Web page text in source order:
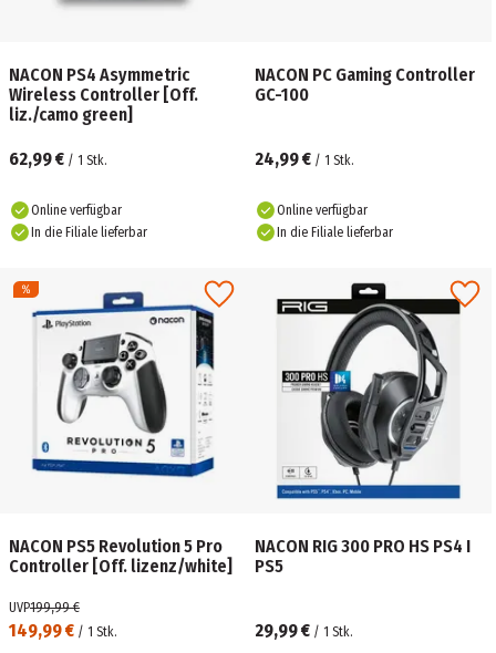
NACON PS4 Asymmetric
Wireless Controller [Off.
liz./camo green]
62,99 € / 1 Stk.
Online verfügbar
In die Filiale lieferbar
NACON PC Gaming Controller
GC-100
24,99 € / 1 Stk.
Online verfügbar
In die Filiale lieferbar
NACON PS5 Revolution 5 Pro
Controller [Off. lizenz/white]
149,99 € / 1 Stk.
UVP199,99 €
NACON RIG 300 PRO HS PS4 I
PS5
29,99 € / 1 Stk.